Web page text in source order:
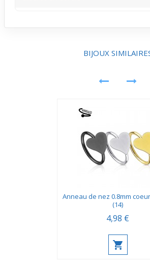
mais élégant, parfait pour les sorties
un style sobre mais raffiné.
BIJOUX
Anneau de nez 0.8mm
(14)
4,98 €